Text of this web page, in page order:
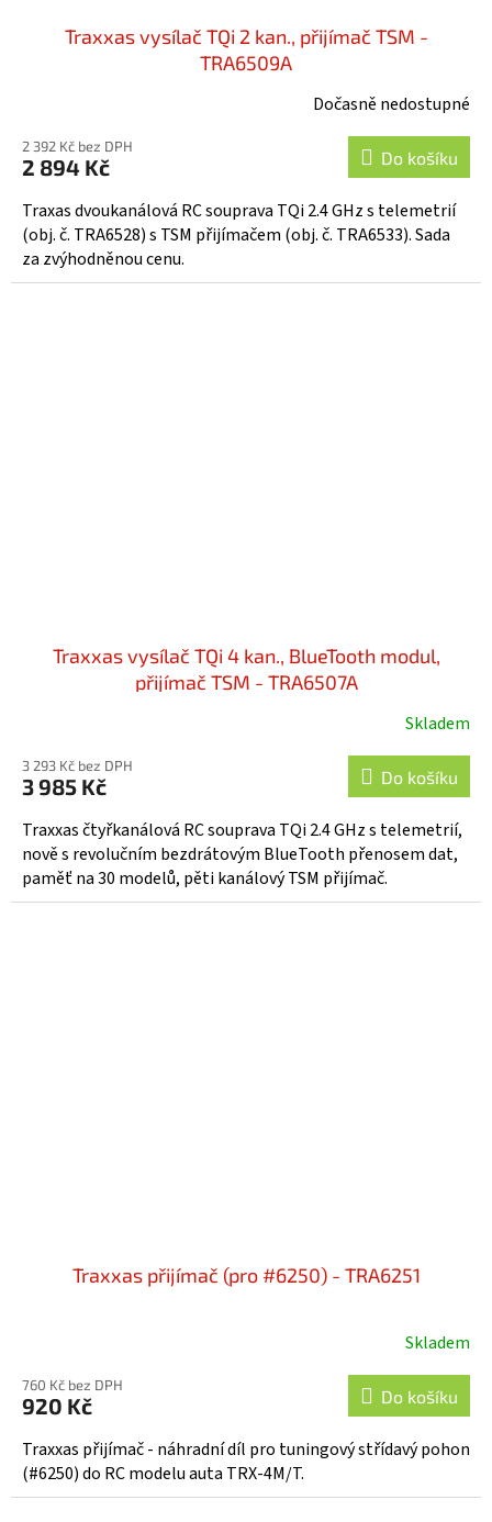
Traxxas vysílač TQi 2 kan., přijímač TSM -
TRA6509A
Dočasně nedostupné
2 392 Kč bez DPH
2 894 Kč Do košíku
Traxas dvoukanálová RC souprava TQi 2.4 GHz s telemetrií
(obj. č. TRA6528) s TSM přijímačem (obj. č. TRA6533). Sada
za zvýhodněnou cenu.
Traxxas vysílač TQi 4 kan., BlueTooth modul,
přijímač TSM - TRA6507A
Skladem
3 293 Kč bez DPH
3 985 Kč Do košíku
Traxxas čtyřkanálová RC souprava TQi 2.4 GHz s telemetrií,
nově s revolučním bezdrátovým BlueTooth přenosem dat,
paměť na 30 modelů, pěti kanálový TSM přijímač.
Traxxas přijímač (pro #6250) - TRA6251
Skladem
760 Kč bez DPH
920 Kč Do košíku
Traxxas přijímač - náhradní díl pro tuningový střídavý pohon
(#6250) do RC modelu auta TRX-4M/T.